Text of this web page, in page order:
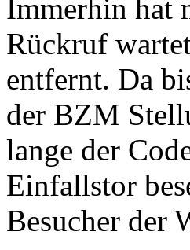
Immerhin hat
Rückruf
entfernt. Da
der BZM
lange der
Einfallstor
Besucher der